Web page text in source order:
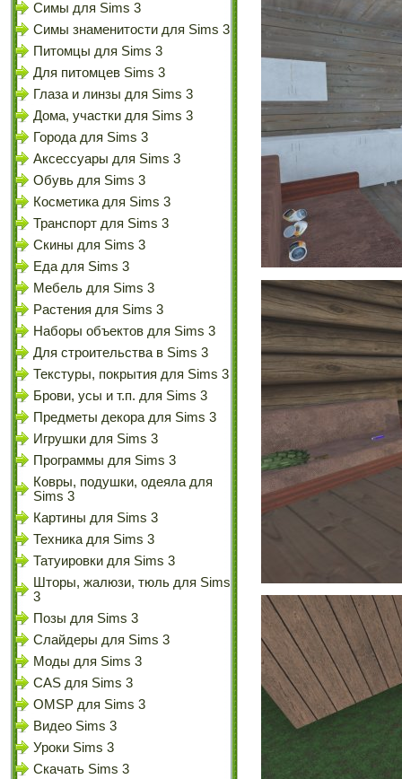
Симы для Sims 3
Симы знаменитости для Sims 3
Питомцы для Sims 3
Для питомцев Sims 3
Глаза и линзы для Sims 3
Дома, участки для Sims 3
Города для Sims 3
Аксессуары для Sims 3
Обувь для Sims 3
Косметика для Sims 3
Транспорт для Sims 3
Скины для Sims 3
Еда для Sims 3
Мебель для Sims 3
Растения для Sims 3
Наборы объектов для Sims 3
Для строительства в Sims 3
Текстуры, покрытия для Sims 3
Брови, усы и т.п. для Sims 3
Предметы декора для Sims 3
Игрушки для Sims 3
Программы для Sims 3
Ковры, подушки, одеяла для
Sims 3
Картины для Sims 3
Техника для Sims 3
Татуировки для Sims 3
Шторы, жалюзи, тюль для Sims
3
Позы для Sims 3
Слайдеры для Sims 3
Моды для Sims 3
CAS для Sims 3
OMSP для Sims 3
Видео Sims 3
Уроки Sims 3
Скачать Sims 3